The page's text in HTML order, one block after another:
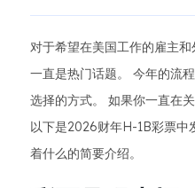
对于希望在美国工作的雇主
一直是热门话题。 今年的流
选择的方式。 如果你一直在
以下是2026财年H-1B彩票中
着什么的简要介绍。